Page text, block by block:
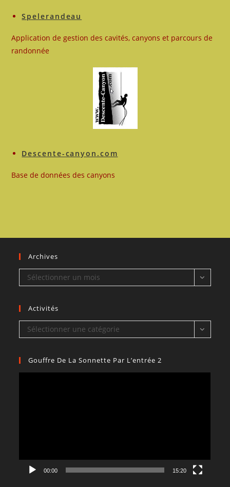
Spelerandeau
Application de gestion des cavités, canyons et parcours de
randonnée
Descente-canyon.com
Base de données des canyons
Archives
Archives
Sélectionner un mois
Activités
Activités
Sélectionner une catégorie
Gouffre De La Sonnette Par L’entrée 2
00:00 15:20